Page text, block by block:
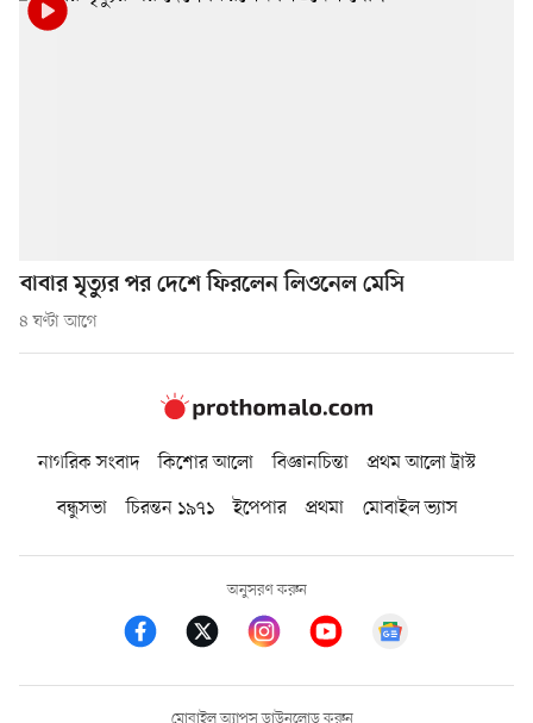
বাবার মৃত্যুর পর দেশে ফিরলেন লিওনেল মেসি
৪ ঘণ্টা আগে
নাগরিক সংবাদ কিশোর আলো বিজ্ঞানচিন্তা
প্রথম আলো ট্রাস্ট
বন্ধুসভা
চিরন্তন ১৯৭১ ইপেপার প্রথমা মোবাইল ভ্যাস
অনুসরণ করুন